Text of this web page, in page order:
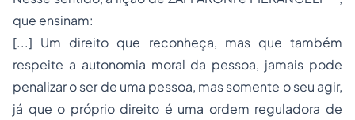
que ensinam:
[...] Um direito que reconheça, mas que também
respeite a autonomia moral da pessoa, jamais pode
penalizar o ser de uma pessoa, mas somente o seu agir,
já que o próprio direito é uma ordem reguladora de